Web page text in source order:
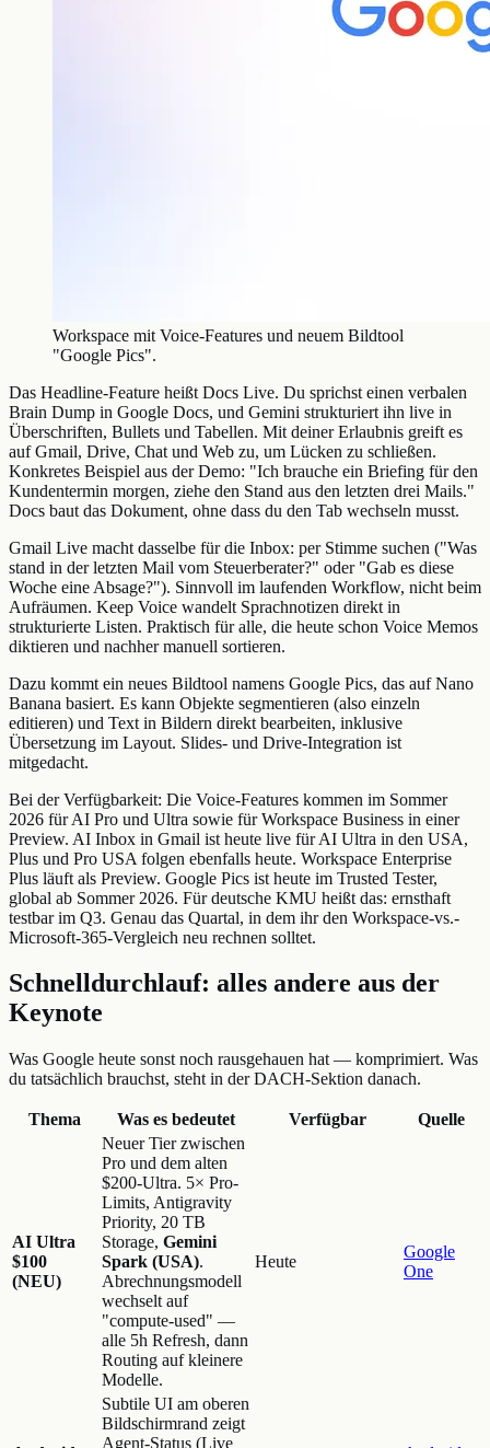
Workspace mit Voice-Features und neuem Bildtool
"Google Pics".
Das Headline-Feature heißt Docs Live. Du sprichst einen verbalen
Brain Dump in Google Docs, und Gemini strukturiert ihn live in
Überschriften, Bullets und Tabellen. Mit deiner Erlaubnis greift es
auf Gmail, Drive, Chat und Web zu, um Lücken zu schließen.
Konkretes Beispiel aus der Demo: "Ich brauche ein Briefing für den
Kundentermin morgen, ziehe den Stand aus den letzten drei Mails."
Docs baut das Dokument, ohne dass du den Tab wechseln musst.
Gmail Live macht dasselbe für die Inbox: per Stimme suchen ("Was
stand in der letzten Mail vom Steuerberater?" oder "Gab es diese
Woche eine Absage?"). Sinnvoll im laufenden Workflow, nicht beim
Aufräumen. Keep Voice wandelt Sprachnotizen direkt in
strukturierte Listen. Praktisch für alle, die heute schon Voice Memos
diktieren und nachher manuell sortieren.
Dazu kommt ein neues Bildtool namens Google Pics, das auf Nano
Banana basiert. Es kann Objekte segmentieren (also einzeln
editieren) und Text in Bildern direkt bearbeiten, inklusive
Übersetzung im Layout. Slides- und Drive-Integration ist
mitgedacht.
Bei der Verfügbarkeit: Die Voice-Features kommen im Sommer
2026 für AI Pro und Ultra sowie für Workspace Business in einer
Preview. AI Inbox in Gmail ist heute live für AI Ultra in den USA,
Plus und Pro USA folgen ebenfalls heute. Workspace Enterprise
Plus läuft als Preview. Google Pics ist heute im Trusted Tester,
global ab Sommer 2026. Für deutsche KMU heißt das: ernsthaft
testbar im Q3. Genau das Quartal, in dem ihr den Workspace-vs.-
Microsoft-365-Vergleich neu rechnen solltet.
Schnelldurchlauf: alles andere aus der
Keynote
Was Google heute sonst noch rausgehauen hat — komprimiert. Was
du tatsächlich brauchst, steht in der DACH-Sektion danach.
Thema Was es bedeutet Verfügbar Quelle
AI Ultra
$100
(NEU)
Neuer Tier zwischen
Pro und dem alten
$200-Ultra. 5× Pro-
Limits, Antigravity
Priority, 20 TB
Storage, Gemini
Spark (USA).
Abrechnungsmodell
wechselt auf
"compute-used" —
alle 5h Refresh, dann
Routing auf kleinere
Modelle.
Heute
Google
One
Subtile UI am oberen
Bildschirmrand zeigt
Agent-Status (Live